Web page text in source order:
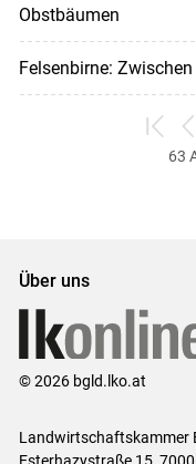
Obstbäumen
Felsenbirne:
zum
63
Über uns
© 2026 bgld.lko.at
Landwirtschaftskammer